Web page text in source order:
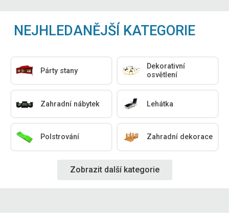
NEJHLEDANĚJŠÍ KATEGORIE
Párty stany
Dekorativní
osvětlení
Zahradní nábytek Lehátka
Polstrování Zahradní dekorace
Zobrazit další kategorie